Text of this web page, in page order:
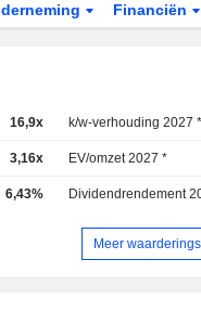
Financiën
16,9x k/w-verhouding 2027 *
3,16x EV/omzet 2027 *
6,43% Dividendrendement
Meer